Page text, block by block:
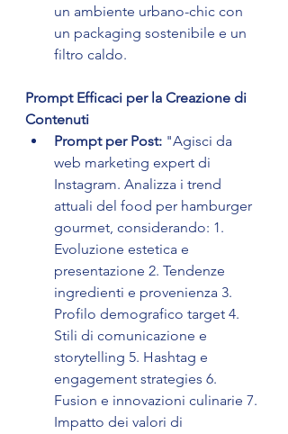
un ambiente urbano-chic con
un packaging sostenibile e un
filtro caldo.
Prompt Efficaci per la Creazione di
Contenuti
Prompt per Post: "Agisci da
web marketing expert di
Instagram. Analizza i trend
attuali del food per hamburger
gourmet, considerando: 1.
Evoluzione estetica e
presentazione 2. Tendenze
ingredienti e provenienza 3.
Profilo demografico target 4.
Stili di comunicazione e
storytelling 5. Hashtag e
engagement strategies 6.
Fusion e innovazioni culinarie 7.
Impatto dei valori di